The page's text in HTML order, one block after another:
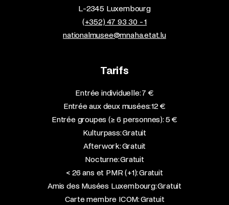
L-2345 Luxembourg
(+352) 47 93 30 - 1
nationalmusee@mnaha.etat.lu
Tarifs
Entrée individuelle: 7 €
Entrée aux deux musées: 12 €
Entrée groupes (≥ 6 personnes): 5 €
Kulturpass: Gratuit
Afterwork: Gratuit
Nocturne: Gratuit
< 26 ans et PMR (+1): Gratuit
Amis des Musées Luxembourg: Gratuit
Carte membre ICOM: Gratuit